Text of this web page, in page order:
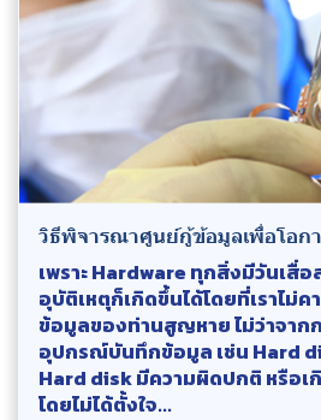
วิธีพิจารณาศูนย์กู้ข้อมูลเพื่อโอก
เพราะ Hardware ทุกสิ่งมีวันเสื่
อุบัติเหตุก็เกิดขึ้นได้โดยที่เราไม่
ข้อมูลของท่านสูญหาย ไม่ว่าจาก
อุปกรณ์บันทึกข้อมูล เช่น Hard
Hard disk มีความผิดปกติ หรือเ
โดยไม่ได้ตั้งใจ...